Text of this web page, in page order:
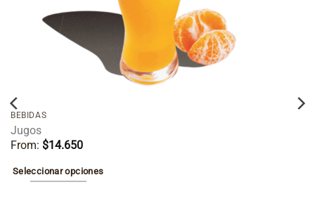
BEBIDAS
Jugos
From: $14.650
Seleccionar opciones